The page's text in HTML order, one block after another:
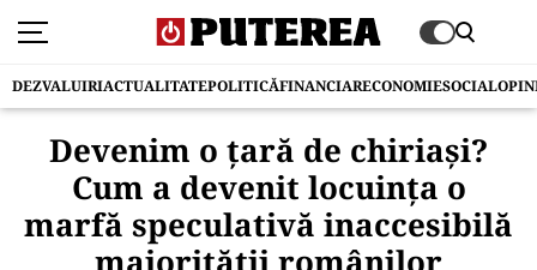
DEZVALUIRIACTUALITATEPOLITICĂFINANCIARECONOMIESOCIAL
Devenim o țară de chiriași?
Cum a devenit locuința o
marfă speculativă inaccesibilă